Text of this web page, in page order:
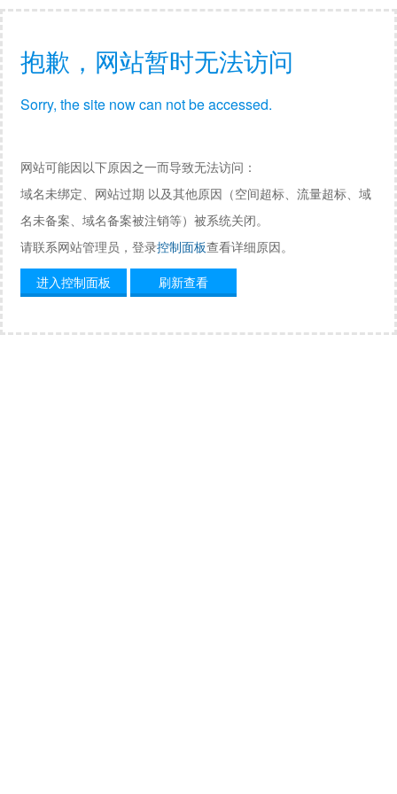
抱歉，网站暂时无法访问
Sorry, the site now can not be accessed.
网站可能因以下原因之一而导致无法访问：
域名未绑定、网站过期 以及其他原因（空间超标、流量超标、域
名未备案、域名备案被注销等）被系统关闭。
请联系网站管理员，登录控制面板查看详细原因。
进入控制面板
刷新查看